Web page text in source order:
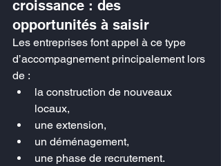
croissance : des
opportunités à saisir
Les entreprises font appel à ce type
d’accompagnement principalement lors
de :
la construction de nouveaux
locaux,
une extension,
un déménagement,
une phase de recrutement.